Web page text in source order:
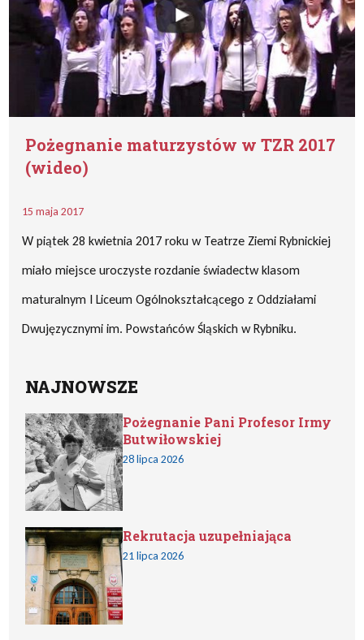
Pożegnanie maturzystów w TZR 2017
(wideo)
15 maja 2017
W piątek 28 kwietnia 2017 roku w Teatrze Ziemi Rybnickiej
miało miejsce uroczyste rozdanie świadectw klasom
maturalnym I Liceum Ogólnokształcącego z Oddziałami
Dwujęzycznymi im. Powstańców Śląskich w Rybniku.
NAJNOWSZE
Pożegnanie Pani Profesor Irmy
Butwiłowskiej
28 lipca 2026
Rekrutacja uzupełniająca
21 lipca 2026